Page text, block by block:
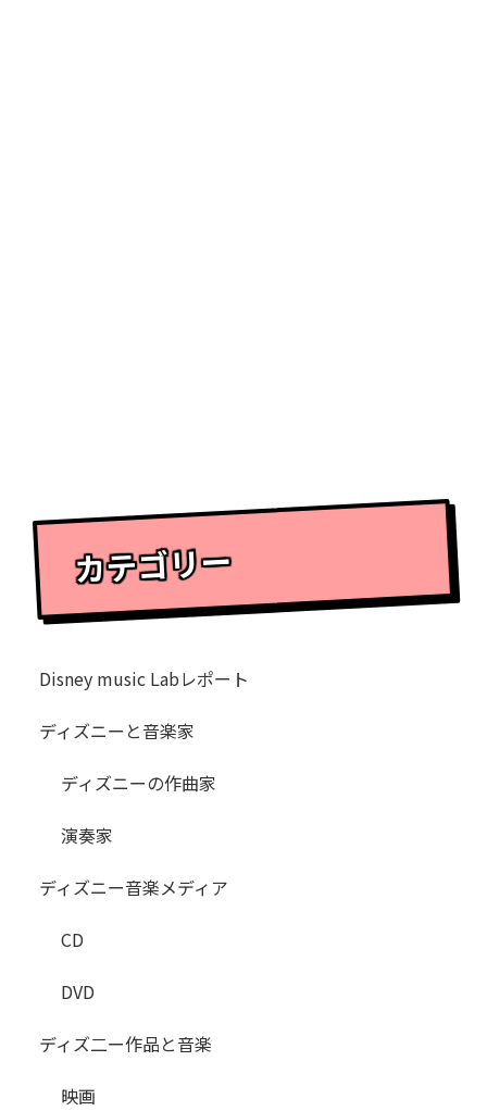
カテゴリー
Disney music Labレポート
ディズニーと音楽家
ディズニーの作曲家
演奏家
ディズニー音楽メディア
CD
DVD
ディズ二ー作品と音楽
映画